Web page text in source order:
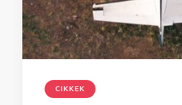
CIKKEK